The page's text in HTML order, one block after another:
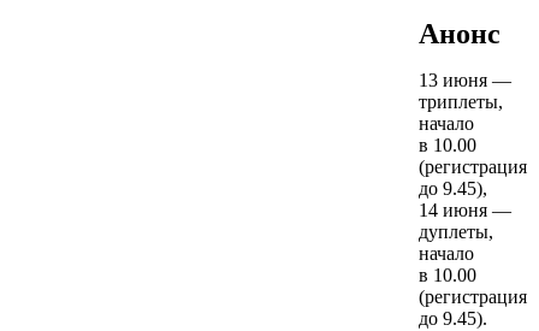
Анонс
13 июня —
триплеты,
начало
в 10.00
(регистрация
до 9.45),
14 июня —
дуплеты,
начало
в 10.00
(регистрация
до 9.45).